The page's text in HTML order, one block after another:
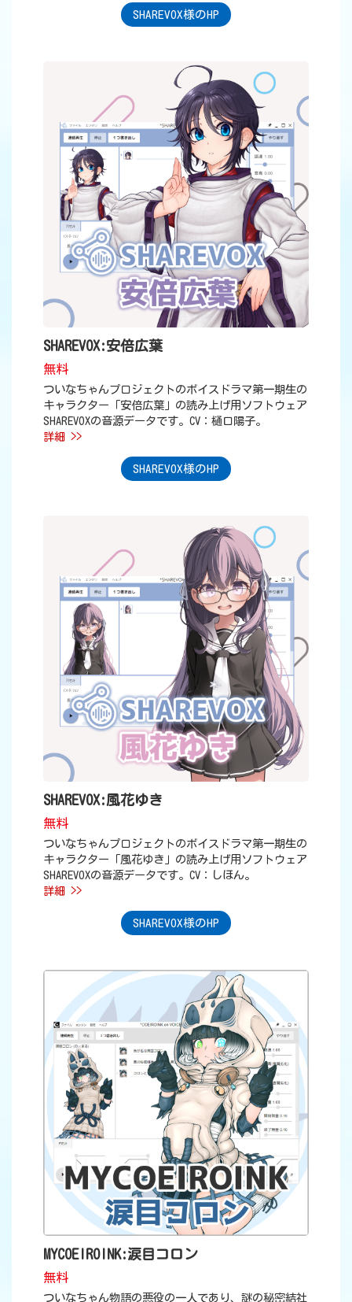
SHAREVOX様のHP
SHAREVOX:安倍広葉
無料
ついなちゃんプロジェクトのボイスドラマ第一期生の
キャラクター「安倍広葉」の読み上げ用ソフトウェア
SHAREVOXの音源データです。CV：樋口陽子。
詳細 >>
SHAREVOX様のHP
SHAREVOX:風花ゆき
無料
ついなちゃんプロジェクトのボイスドラマ第一期生の
キャラクター「風花ゆき」の読み上げ用ソフトウェア
SHAREVOXの音源データです。CV：しほん。
詳細 >>
SHAREVOX様のHP
MYCOEIROINK:涙目コロン
無料
ついなちゃん物語の悪役の一人であり、謎の秘密結社